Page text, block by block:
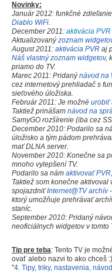
Novinky:
Január 2012: funkčné
Diablo WiFi.
December 2011: aktivácia PVR
Aktualizovanýzoznam
August 2011: aktivácia PVR aj
Náš vlastný zoznam widgetov,
priamo do TV.
Marec 2011: Pridanýnávod na
cez internetový prehliadač s
sieťového úložiska.
Február 2011: Je možné urobiť
Taktiež prinášam návod na
SamyGO rozšírenie (iba cez
December 2010: Podarilo sa
úložisko a tým pádom
mať DLNA server.
November 2010: Konečne sa
mnoho vylepšení TV.
Podarilo sa nám aktivovať PVR
Taktiež som konečne
spojazdniťInternet@TV archív-
ktorý umožňuje prehrávať
staníc.
September 2010: Pridaný
neoficiálnych widgetov v tomto
Tip pre teba: Tento TV je
ovať alebo nazvi to ako chceš
"4. Tipy, triky, nastavenia,